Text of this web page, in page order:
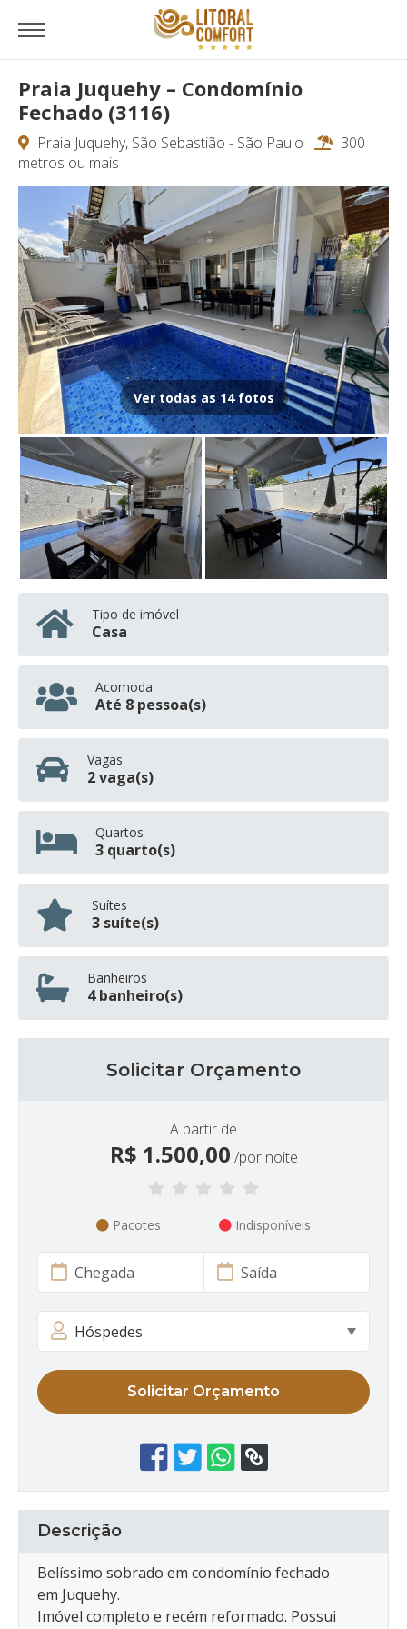
Praia Juquehy – Condomínio
Fechado (3116)
Praia Juquehy, São Sebastião - São Paulo
300
metros ou mais
Ver todas as 14 fotos
Tipo de imóvel
Casa
Acomoda
Até 8 pessoa(s)
Vagas
2 vaga(s)
Quartos
3 quarto(s)
Suítes
3 suíte(s)
Banheiros
4 banheiro(s)
Solicitar Orçamento
A partir de
R$ 1.500,00 /por noite
Pacotes Indisponíveis
Solicitar Orçamento
Descrição
Belíssimo sobrado em condomínio fechado
em Juquehy.
Imóvel completo e recém reformado. Possui